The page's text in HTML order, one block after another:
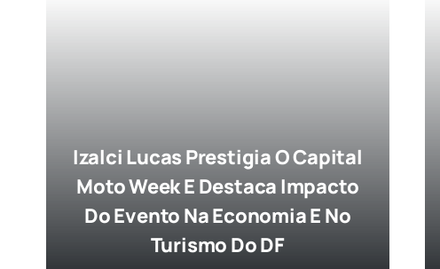
Izalci Lucas Prestigia O Capital
Moto Week E Destaca Impacto
Do Evento Na Economia E No
Turismo Do DF